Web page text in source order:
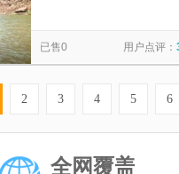
已售0 用户点评：
2 3 4 5 6
全网覆盖